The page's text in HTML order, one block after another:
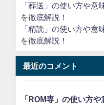
「葬送」の使い方や意
を徹底解説！
「精読」の使い方や意
を徹底解説！
最近のコメント
「ROM専」の使い方